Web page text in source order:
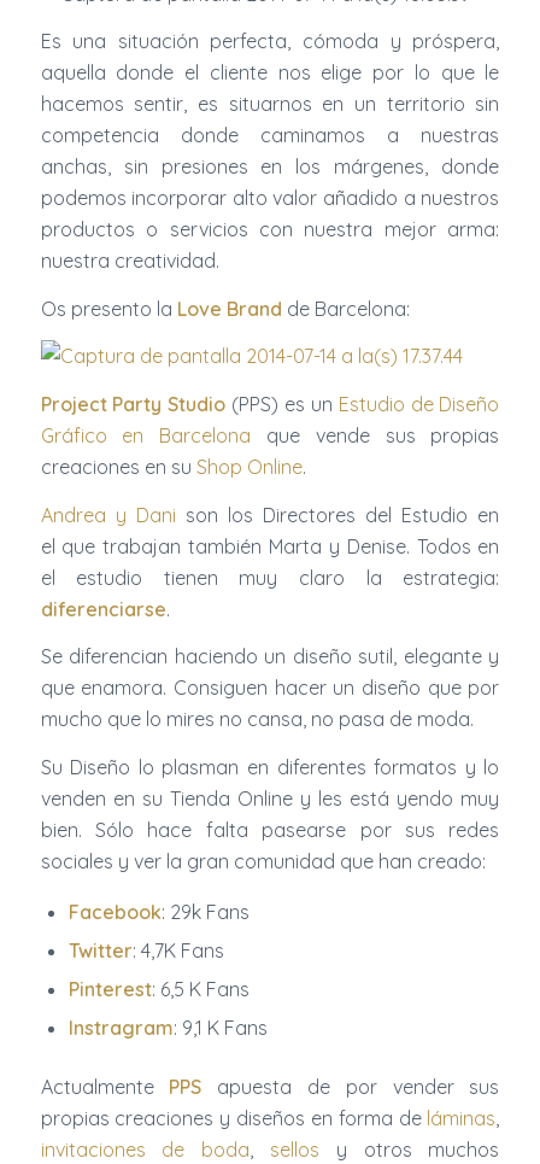
Es una situación perfecta, cómoda y próspera,
aquella donde el cliente nos elige por lo que le
hacemos sentir, es situarnos en un territorio sin
competencia donde caminamos a nuestras
anchas, sin presiones en los márgenes, donde
podemos incorporar alto valor añadido a nuestros
productos o servicios con nuestra mejor arma:
nuestra creatividad.
Os presento la Love Brand de Barcelona:
Project Party Studio (PPS) es un Estudio de Diseño
Gráfico en Barcelona que vende sus propias
creaciones en su Shop Online.
Andrea y Dani son los Directores del Estudio en
el que trabajan también Marta y Denise. Todos en
el estudio tienen muy claro la estrategia:
diferenciarse.
Se diferencian haciendo un diseño sutil, elegante y
que enamora. Consiguen hacer un diseño que por
mucho que lo mires no cansa, no pasa de moda.
Su Diseño lo plasman en diferentes formatos y lo
venden en su Tienda Online y les está yendo muy
bien. Sólo hace falta pasearse por sus redes
sociales y ver la gran comunidad que han creado:
Facebook: 29k Fans
Twitter: 4,7K Fans
Pinterest: 6,5 K Fans
Instragram: 9,1 K Fans
Actualmente PPS apuesta de por vender sus
propias creaciones y diseños en forma de láminas,
invitaciones de boda, sellos y otros muchos